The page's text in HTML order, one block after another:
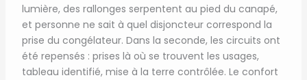
lumière, des rallonges serpentent au pied du canapé,
et personne ne sait à quel disjoncteur correspond la
prise du congélateur. Dans la seconde, les circuits ont
été repensés : prises là où se trouvent les usages,
tableau identifié, mise à la terre contrôlée. Le confort